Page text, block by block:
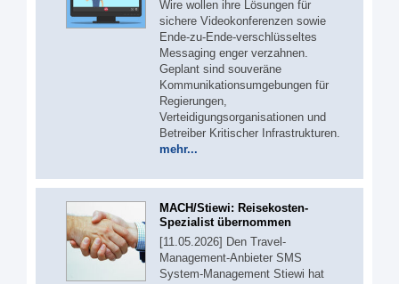
Wire wollen ihre Lösungen für
sichere Videokonferenzen sowie
Ende-zu-Ende-verschlüsseltes
Messaging enger verzahnen.
Geplant sind souveräne
Kommunikationsumgebungen für
Regierungen,
Verteidigungsorganisationen und
Betreiber Kritischer Infrastrukturen.
mehr...
MACH/Stiewi: Reisekosten-
Spezialist übernommen
[11.05.2026] Den Travel-
Management-Anbieter SMS
System-Management Stiewi hat